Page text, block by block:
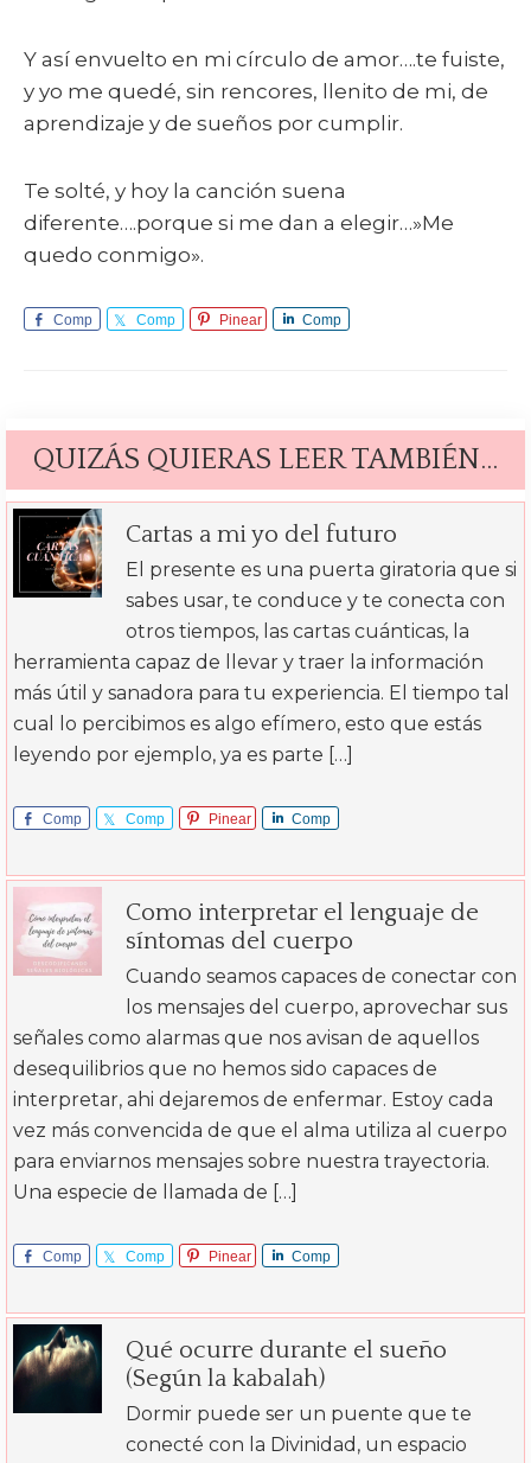
Y así envuelto en mi círculo de amor….te fuiste,
y yo me quedé, sin rencores, llenito de mi, de
aprendizaje y de sueños por cumplir.
Te solté, y hoy la canción suena
diferente….porque si me dan a elegir…»Me
quedo conmigo».
Comp
Comp
Pinear
Comp
QUIZÁS QUIERAS LEER TAMBIÉN…
Cartas a mi yo del futuro
El presente es una puerta giratoria que si
sabes usar, te conduce y te conecta con
otros tiempos, las cartas cuánticas, la
herramienta capaz de llevar y traer la información
más útil y sanadora para tu experiencia. El tiempo tal
cual lo percibimos es algo efímero, esto que estás
leyendo por ejemplo, ya es parte […]
Comp
Comp
Pinear
Comp
Como interpretar el lenguaje de
síntomas del cuerpo
Cuando seamos capaces de conectar con
los mensajes del cuerpo, aprovechar sus
señales como alarmas que nos avisan de aquellos
desequilibrios que no hemos sido capaces de
interpretar, ahi dejaremos de enfermar. Estoy cada
vez más convencida de que el alma utiliza al cuerpo
para enviarnos mensajes sobre nuestra trayectoria.
Una especie de llamada de […]
Comp
Comp
Pinear
Comp
Qué ocurre durante el sueño
(Según la kabalah)
Dormir puede ser un puente que te
conecté con la Divinidad, un espacio